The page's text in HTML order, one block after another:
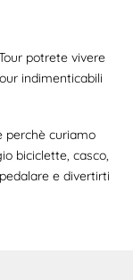
potrete vivere
indimenticabili
perchè curiamo
biciclette, casco,
e divertirti